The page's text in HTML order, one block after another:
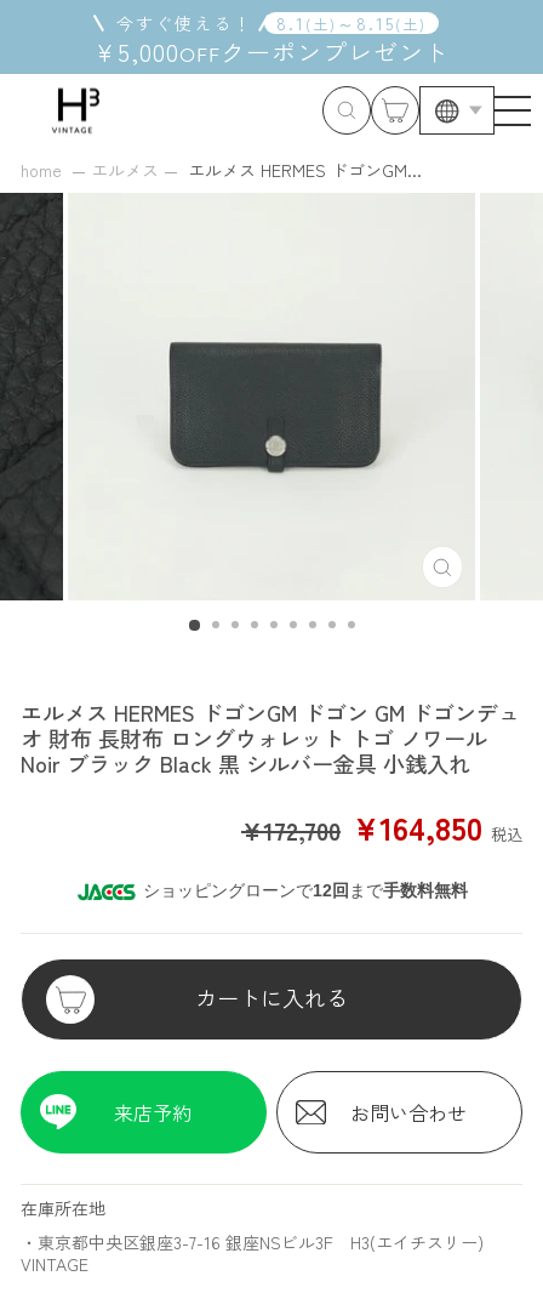
キ
ッ
プ
す
る
今すぐ使える！ 8 . 1 ( 土) ～ 8 . 15( 土)
¥5,000OFFクーポン プレゼント
home エルメス エルメス HERMES ドゴンGM...
エルメス HERMES ドゴンGM ドゴン GM ドゴンデュ
オ 財布 長財布 ロングウォレット トゴ ノワール
Noir ブラック Black 黒 シルバー金具 小銭入れ
¥172,700 SALE
PRICE
¥164,850 税込
ショッピングローンで12回 まで手数料無料
カートに入れる
来店予約 お問い合わせ
在庫所在地
・東京都中央区銀座3-7-16 銀座NSビル3F H3(エイチスリー)
VINTAGE